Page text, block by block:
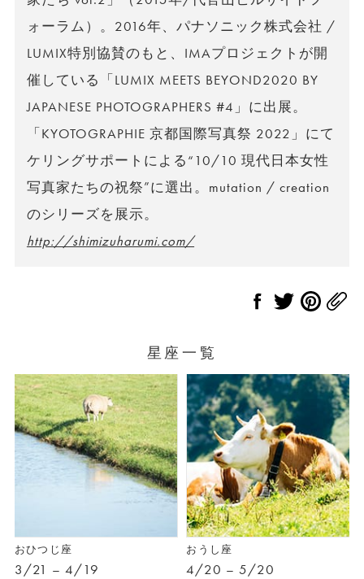
ォーラム）。2016年、パナソニック株式会社 /
LUMIX特別協賛のもと、IMAプロジェクトが開
催している「LUMIX MEETS BEYOND2020 BY
JAPANESE PHOTOGRAPHERS #4」に出展。
「KYOTOGRAPHIE 京都国際写真祭 2022」にて
ケリングサポートによる“10/10 現代日本女性
写真家たちの祝祭”に選出。mutation / creation
のシリーズを展示。
http://shimizuharumi.com/
星座一覧
おひつじ座
3/21 – 4/19
おうし座
4/20 – 5/20